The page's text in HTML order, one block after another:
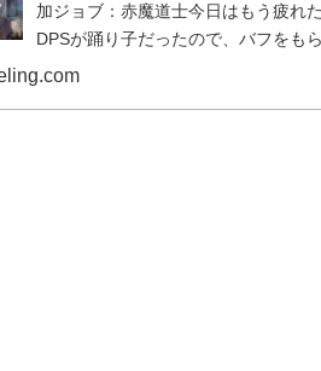
加ジョブ：赤魔道士今日はもう疲れ
DPSが踊り子だったので、バフをも
しかったです。...